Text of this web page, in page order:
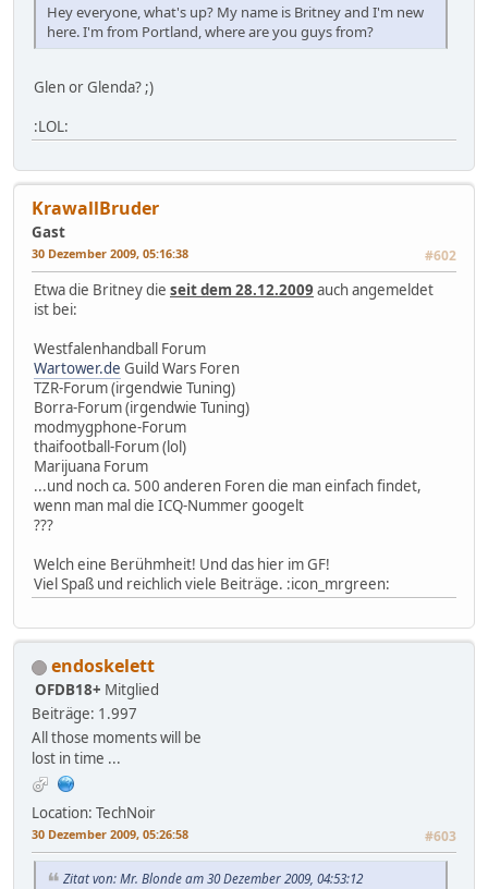
Hey everyone, what's up? My name is Britney and I'm new
here. I'm from Portland, where are you guys from?
Glen or Glenda? ;)
:LOL:
KrawallBruder
Gast
30 Dezember 2009, 05:16:38 #602
Etwa die Britney die seit dem 28.12.2009 auch angemeldet
ist bei:
Westfalenhandball Forum
Wartower.de Guild Wars Foren
TZR-Forum (irgendwie Tuning)
Borra-Forum (irgendwie Tuning)
modmygphone-Forum
thaifootball-Forum (lol)
Marijuana Forum
...und noch ca. 500 anderen Foren die man einfach findet,
wenn man mal die ICQ-Nummer googelt
???
Welch eine Berühmheit! Und das hier im GF!
Viel Spaß und reichlich viele Beiträge. :icon_mrgreen:
endoskelett
OFDB18+ Mitglied
Beiträge: 1.997
All those moments will be
lost in time ...
Location: TechNoir
30 Dezember 2009, 05:26:58 #603
Zitat von: Mr. Blonde am 30 Dezember 2009, 04:53:12